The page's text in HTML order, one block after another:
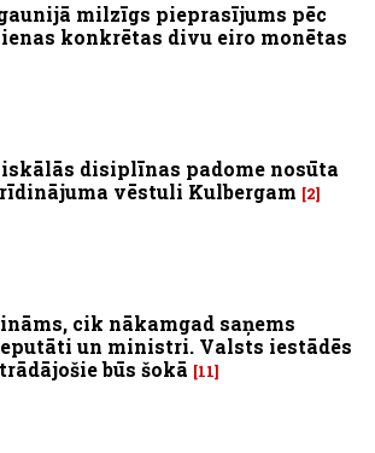
milzīgs pieprasījums pēc
konkrētas divu eiro monētas
disiplīnas padome nosūta
vēstuli Kulbergam
2
cik nākamgad saņems
un ministri. Valsts iestādēs
būs šokā
11